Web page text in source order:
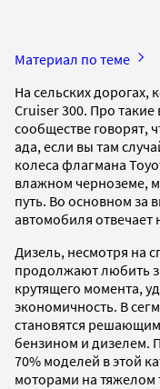
Материал по теме
На сельских дорогах,
Cruiser 300. Про
сообществе говорят,
ада, если вы там
колеса флагмана
влажном черноземе,
путь. Во основном за
автомобиля отвечает
Дизель, несмотря на
продолжают любить
крутящего момента,
экономичность. В
становятся
бензином и дизелем.
70% моделей в этой
моторами на тяжелом